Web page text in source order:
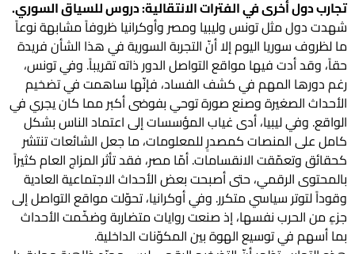
تجارب دول أخرى في الفترات الانتقالية: دروس للسياق السوري.
شهدت دول مثل تونس وليبيا ومصر وأوكرانيا ظروفاً مشابهة نوعاً
ما لظروف سوريا اليوم إلا أنّ التجربة السورية في هذا الشأن فريدة
حقاً، وقد أدت فيها مواقع التواصل الدور ذاته تقريباً. وفي تونس،
رغم دورها المهم في كشف الفساد، فإنّها ساهمت في تضخيم
الأحداث الصغيرة وصنع صورة توحي بفوضى أكبر مما كان يجري في
الواقع. وفي ليبيا، أدى غياب المؤسسات إلى اعتماد الناس بشكل
كامل على المنصات كمصدرٍ للمعلومات، ما جعل الشائعات تنتشر
كحقائق وتعمّقت الانقسامات. أمّا مصر، فقد تأثر المزاج العام كثيراً
بالمحتوى الرقمي، حتى أصبحت بعض الأحداث الاجتماعية العادية
وقوداً لتوتر سياسي متكرر. وفي أوكرانيا، تحوّلت مواقع التواصل إلى
جزءٍ من الحرب نفسها، إذ صنعت روايات متضاربة وضخّمت الأحداث
بما أسهم في توسيع الهوة بين المكوّنات الداخلية.